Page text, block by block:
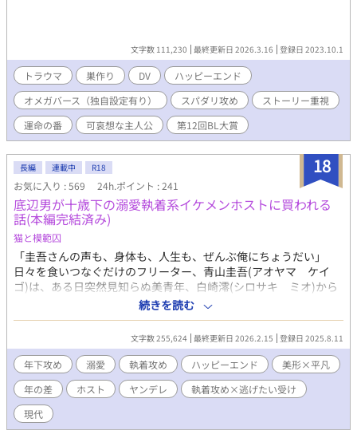
文字数 111,230 最終更新日 2026.3.16 登録日 2023.10.1
トラウマ 巣作り DV
ハッピーエンド
オメガバース（独自設定有り）
スパダリ攻め
ストーリー重視
運命の番
可哀想な主人公 第12回BL大賞
18
長編 連載中 R18
お気に入り : 569 24h.ポイント : 241
底辺男が十歳下の溺愛執着系イケメンホストに買われる
話(本編完結済み)
猫と模範囚
「圭吾さんの声も、身体も、人生も、ぜんぶ俺にちょうだい」
日々を食いつなぐだけのフリーター、青山圭吾(アオヤマ ケイ
ゴ)は、ある日突然見知らぬ美青年、白崎澪(シロサキ ミオ)から
愛人契約を持ちかけられる。 昼間は名門大学の優等生、夜はホス
トクラブで荒稼ぎする澪には、どこか危うい魅力があった。澪は
周到に、ときに無邪気に、青山君に過剰ともいえる愛を注ぐ。 な
ぜこんなに執着されるのかわからない。いつしか青山君は、澪の
策略混じりの愛情と支配から抜け出せなくなる。 猫を被った可愛
い執着攻めからはじまり、後半から愛と執着激重なヤンデレ攻
め。 ※とくに物語の中盤以降は猫被りをやめたヤンデレ執着攻め
のハードな溺愛と支配、受けの快楽堕ち描写が濃厚です。ターニ
ングポイントは第17話です。 【本編完結済み】その後の二人の短
続きを読む
文字数 255,624 最終更新日 2026.2.15 登録日 2025.8.11
年下攻め 溺愛 執着攻め ハッピーエンド
美形×平凡
年の差
ホスト ヤンデレ
執着攻め×逃げたい受け
現代